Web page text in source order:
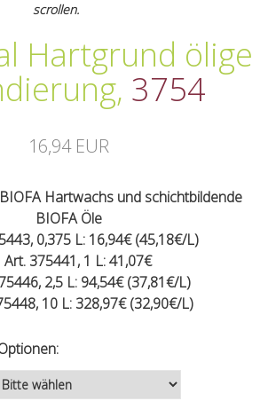
scrollen.
Hartgrund ölige
, 3754
16,94 EUR
Hartwachs und schichtbildende
BIOFA Öle
0,375 L: 16,94€ (45,18€/L)
375441, 1 L: 41,07€
2,5 L: 94,54€ (37,81€/L)
10 L: 328,97€ (32,90€/L)